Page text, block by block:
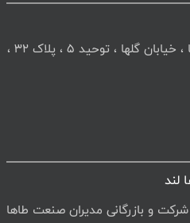
تهران ، شهرک غرب ، بلوار دریا ، خیابان گلها ، توحید 5 ، پلاک 32 ،
لند
و بازرگانی مدیران صنعت طاها